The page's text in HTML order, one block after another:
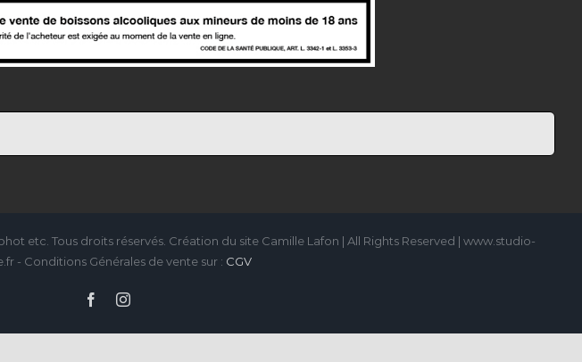
etc. Tous droits réservés. Création du site Camille Lafon | All Rights Reserved | www.studio-
- Conditions Générales de vente sur : CGV
FacebookInstagram